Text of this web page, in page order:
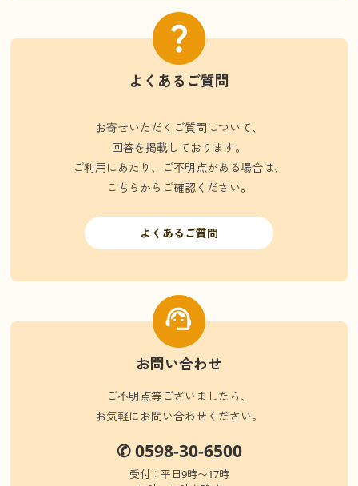
よくあるご質問
お寄せいただくご質問について、
回答を掲載しております。
ご利用にあたり、ご不明点がある場合は、
こちらからご確認ください。
よくあるご質問
お問い合わせ
ご不明点等ございましたら、
お気軽にお問い合わせください。
✆ 0598-30-6500
受付：平日9時〜17時